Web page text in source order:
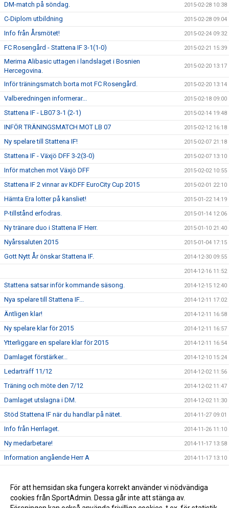
DM-match på söndag. 2015-02-28 10:38
C-Diplom utbildning 2015-02-28 09:04
Info från Årsmötet! 2015-02-24 09:32
FC Rosengård - Stattena IF 3-1(1-0) 2015-02-21 15:39
Merima Alibasic uttagen i landslaget i Bosnien
Hercegovina.
2015-02-20 13:17
Inför träningsmatch borta mot FC Rosengård. 2015-02-20 13:14
Valberedningen informerar... 2015-02-18 09:00
Stattena IF - LB07 3-1 (2-1) 2015-02-14 19:48
INFÖR TRÄNINGSMATCH MOT LB 07 2015-02-12 16:18
Ny spelare till Stattena IF! 2015-02-07 21:18
Stattena IF - Växjö DFF 3-2(3-0) 2015-02-07 13:10
Inför matchen mot Växjö DFF 2015-02-02 10:55
Stattena IF 2 vinnar av KDFF EuroCity Cup 2015 2015-02-01 22:10
Hämta Era lotter på kansliet! 2015-01-22 14:19
P-tillstånd erfodras. 2015-01-14 12:06
Ny tränare duo i Stattena IF Herr. 2015-01-10 21:40
Nyårssaluten 2015 2015-01-04 17:15
Gott Nytt År önskar Stattena IF. 2014-12-30 09:55
2014-12-16 11:52
Stattena satsar inför kommande säsong. 2014-12-15 12:40
Nya spelare till Stattena IF... 2014-12-11 17:02
Äntligen klar! 2014-12-11 16:58
Ny spelare klar för 2015 2014-12-11 16:57
Ytterliggare en spelare klar för 2015 2014-12-11 16:54
Damlaget förstärker... 2014-12-10 15:24
Ledarträff 11/12 2014-12-02 11:56
Träning och möte den 7/12 2014-12-02 11:47
Damlaget utslagna i DM. 2014-12-02 11:30
Stöd Stattena IF när du handlar på nätet. 2014-11-27 09:01
Info från Herrlaget. 2014-11-26 11:10
Ny medarbetare! 2014-11-17 13:58
Information angående Herr A 2014-11-17 13:10
Stöd Stattena IF:s ungdomar genom Svenska Spel 2014-02-03 08:30
Stattena IF på väg mot toppen 2014-01-01 08:54
För att hemsidan ska fungera korrekt använder vi nödvändiga
cookies från SportAdmin. Dessa går inte att stänga av.